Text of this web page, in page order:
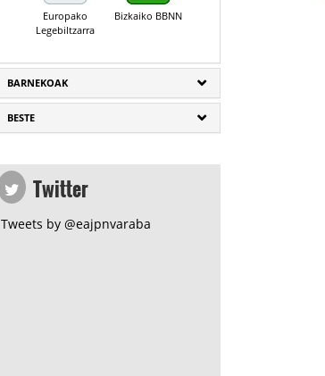
Europako
Legebiltzarra
Bizkaiko BBNN
BARNEKOAK
BESTE
Twitter
Tweets by @eajpnvaraba